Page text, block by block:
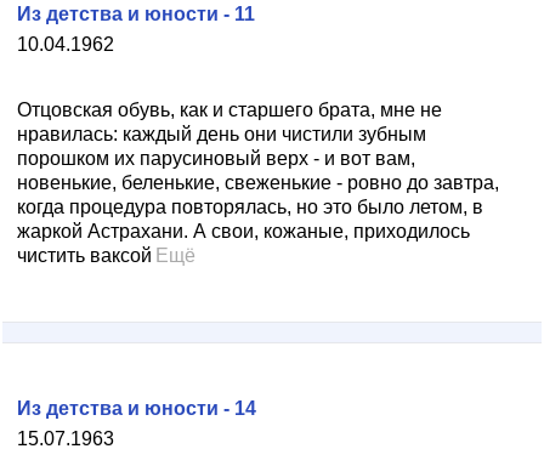
10.04.1962
Из детства и юности - 11
Отцовская обувь, как и старшего брата, мне не
нравилась: каждый день они чистили зубным
порошком их парусиновый верх - и вот вам,
новенькие, беленькие, свеженькие - ровно до завтра,
когда процедура повторялась, но это было летом, в
жаркой Астрахани. А свои, кожаные, приходилось
чистить ваксой Ещё
15.07.1963
Из детства и юности - 14